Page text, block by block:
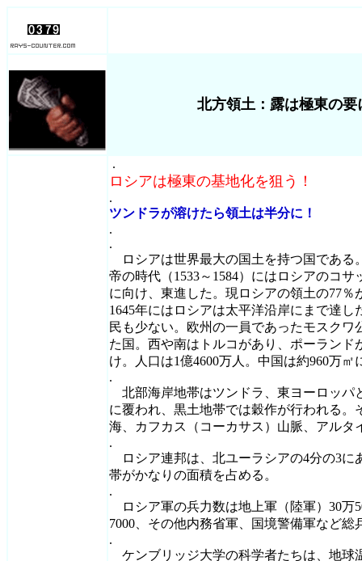
北方領土：露は極東の
.
ロシアは極東の基地化を狙う！
.
ツンドラが溶けたら領土は半分に！
.
.
ロシアは世界最大の国土を持つ国である
帝の時代（1533～1584）にはロシアのコ
に向け、東進した。現ロシアの領土の77
1645年にはロシアは太平洋沿岸にまで達
民も少ない。欧州の一員であったモスク
た国。西や南はトルコがあり、ポーランド
け。人口は1億4600万人。中国は約960万㎡
.
北部海岸地帯はツンドラ、東ヨーロッパ
に覆われ、黒土地帯では穀作が行われる。
海、カフカス（コーカサス）山脈、アルタ
.
ロシア連邦は、北ユーラシアの4分の3に
帯がかなりの面積を占める。
.
ロシア軍の兵力数は地上軍（陸軍）30万
7000、その他内務省軍、国境警備軍など総
.
ケンブリッジ大学の科学者たちは、地球